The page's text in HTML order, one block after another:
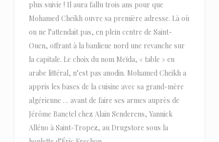
plus suivie ! Il aura fallu trois ans pour que
Mohamed Cheikh ouvre sa première adresse. Là où
on ne l’attendait pas, en plein centre de Saint-
Ouen, offrant à la banlieue nord une revanche sur
la capitale. Le choix du nom Meïda, « table » en
arabe littéral, n’est pas anodin. Mohamed Cheikh a
appris les bases de la cuisine avec sa grand-mère
algérienne … avant de faire ses armes auprès de
Jérôme Banctel chez Alain Senderens, Yannick
Alléno à Saint-Tropez, au Drugstore sous la